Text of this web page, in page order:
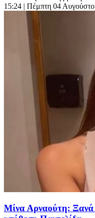
15:24 | Πέμπτη 04
Μίνα Αρναούτη: Ξανά